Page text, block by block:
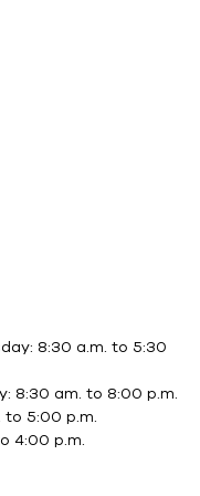
8:30 a.m. to 5:30
8:30 am. to 8:00 p.m.
to 5:00 p.m.
4:00 p.m.